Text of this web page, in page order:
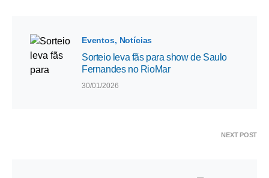
Eventos Notícias
Sorteio leva fãs para show de Saulo
Fernandes no RioMar
30/01/2026
NEXT POST